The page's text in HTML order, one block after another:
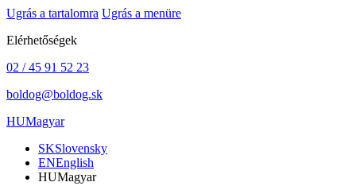
Ugrás a tartalomra Ugrás a menüre
Elérhetőségek
02 / 45 91 52 23
boldog@boldog.sk
HUMagyar
SKSlovensky
ENEnglish
HUMagyar